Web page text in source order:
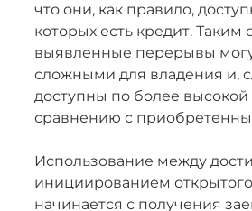
что они, как правило,
которых есть кредит. Таким
выявленные перерывы
сложными для владения и,
доступны по более
сравнению с
Использование между
инициированием
начинается с получения